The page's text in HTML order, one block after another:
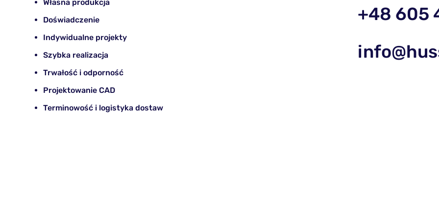
Własna produkcja
Doświadczenie
Indywidualne projekty
Szybka realizacja
Trwałość i odporność
Projektowanie CAD
Terminowość i logistyka dostaw
+48 605